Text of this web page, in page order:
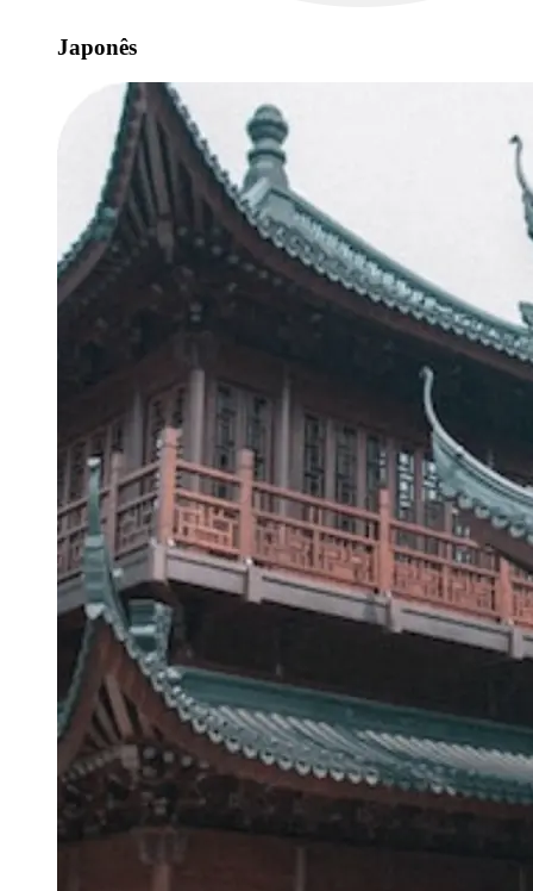
Japonês